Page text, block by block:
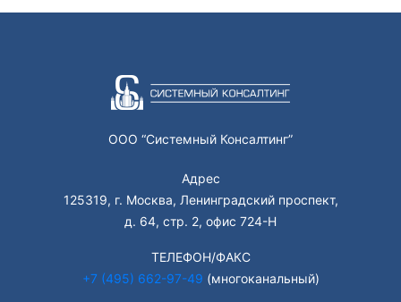
ООО “Системный Консалтинг”
Адрес
125319, г. Москва, Ленинградский проспект,
д. 64, стр. 2, офис 724-Н
ТЕЛЕФОН/ФАКС
+7 (495) 662-97-49 (многоканальный)